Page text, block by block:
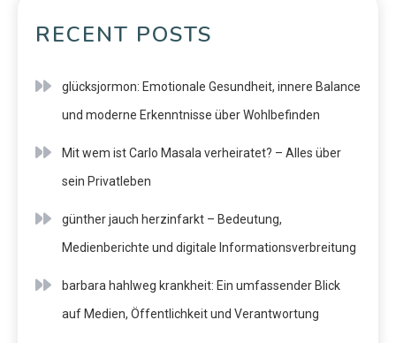
RECENT POSTS
glücksjormon: Emotionale Gesundheit, innere Balance
und moderne Erkenntnisse über Wohlbefinden
Mit wem ist Carlo Masala verheiratet? – Alles über
sein Privatleben
günther jauch herzinfarkt – Bedeutung,
Medienberichte und digitale Informationsverbreitung
barbara hahlweg krankheit: Ein umfassender Blick
auf Medien, Öffentlichkeit und Verantwortung